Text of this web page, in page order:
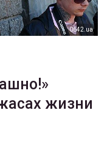
0642.ua
жизни